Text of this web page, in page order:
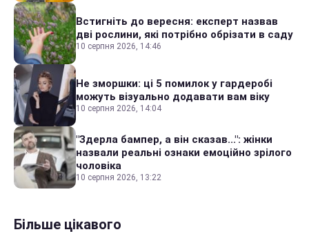
Встигніть до вересня: експерт назвав
дві рослини, які потрібно обрізати в саду
10 серпня 2026, 14:46
Не зморшки: ці 5 помилок у гардеробі
можуть візуально додавати вам віку
10 серпня 2026, 14:04
"Здерла бампер, а він сказав...": жінки
назвали реальні ознаки емоційно зрілого
чоловіка
10 серпня 2026, 13:22
Більше цікавого